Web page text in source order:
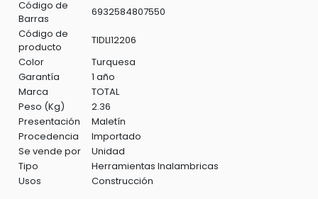
Código de
Barras
6932584807550
Código de
producto
TIDLI12206
Color
Turquesa
Garantía
1 año
Marca
TOTAL
Peso (Kg)
2.36
Presentación
Maletín
Procedencia
Importado
Se vende por
Unidad
Tipo
Herramientas Inalambricas
Usos
Construcción